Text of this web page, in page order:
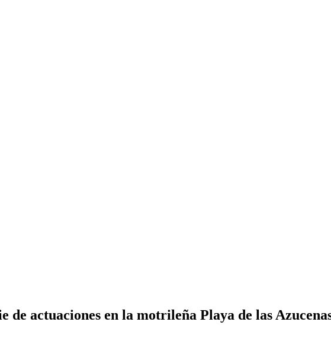
de actuaciones en la motrileña Playa de las